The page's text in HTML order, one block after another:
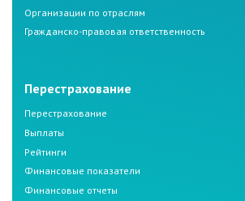
Организации по отраслям
Гражданско-правовая ответственность
Перестрахование
Перестрахование
Выплаты
Рейтинги
Финансовые показатели
Финансовые отчеты